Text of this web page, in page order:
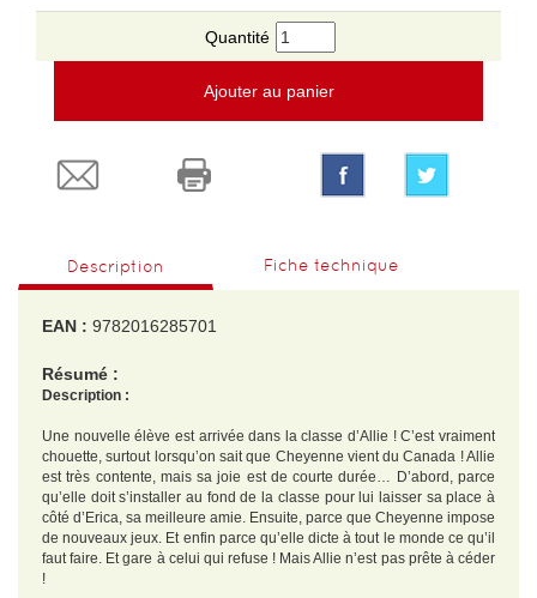
Quantité
Ajouter au panier
Description Fiche technique
EAN : 9782016285701
Résumé :
Description :
Une nouvelle élève est arrivée dans la classe d’Allie ! C’est vraiment
chouette, surtout lorsqu’on sait que Cheyenne vient du Canada ! Allie
est très contente, mais sa joie est de courte durée… D’abord, parce
qu’elle doit s’installer au fond de la classe pour lui laisser sa place à
côté d’Erica, sa meilleure amie. Ensuite, parce que Cheyenne impose
de nouveaux jeux. Et enfin parce qu’elle dicte à tout le monde ce qu’il
faut faire. Et gare à celui qui refuse ! Mais Allie n’est pas prête à céder
!